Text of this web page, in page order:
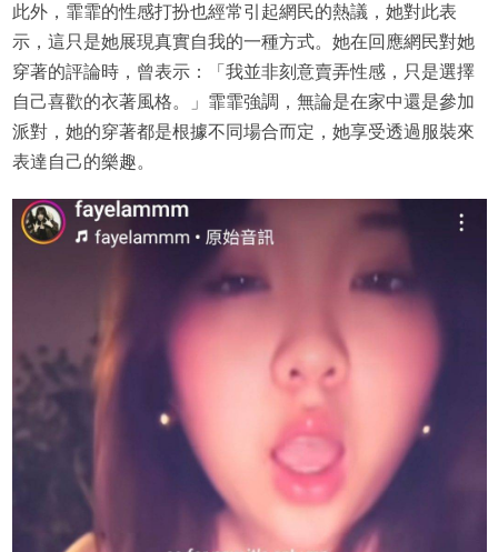
此外，霏霏的性感打扮也經常引起網民的熱議，她對此表
示，這只是她展現真實自我的一種方式。她在回應網民對她
穿著的評論時，曾表示：「我並非刻意賣弄性感，只是選擇
自己喜歡的衣著風格。」霏霏強調，無論是在家中還是參加
派對，她的穿著都是根據不同場合而定，她享受透過服裝來
表達自己的樂趣。